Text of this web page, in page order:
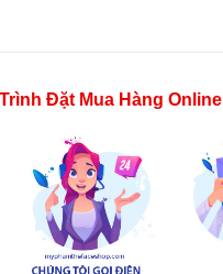
Đặt Mua Hàng Online